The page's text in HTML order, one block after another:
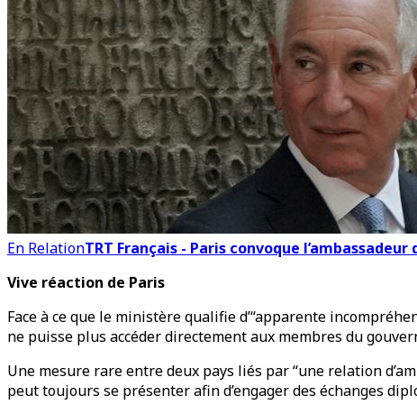
En RelationTRT Français - Paris convoque
Vive réaction de Paris
Face à ce que le ministère qualifie d’“apparente
ne puisse plus accéder directement aux membres du
Une mesure rare entre deux pays liés par “une relation
peut toujours se présenter afin d’engager des échanges